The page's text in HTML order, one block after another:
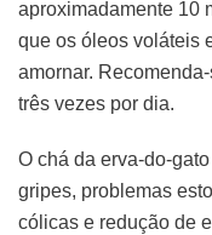
aproximadamente 10
que os óleos voláteis
amornar.
três vezes por dia.
O chá da erva-do-
gripes, problemas
cólicas e redução de